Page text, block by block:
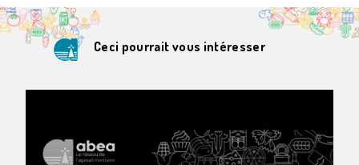
Ceci pourrait vous intéresser